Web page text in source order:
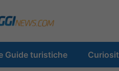
Guide turistiche